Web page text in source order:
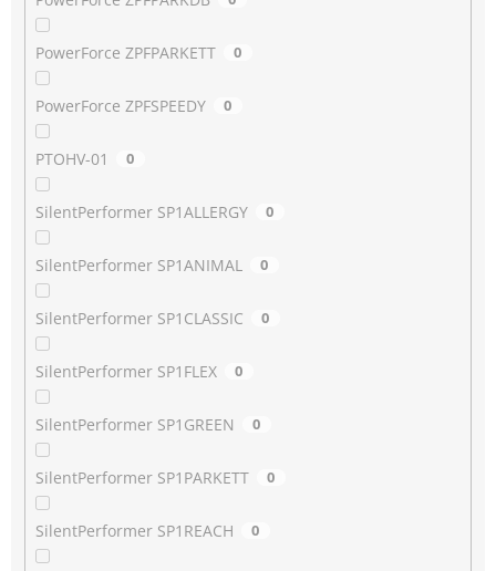
PowerForce ZPFPARKETT 0
PowerForce ZPFSPEEDY 0
PTOHV-01 0
SilentPerformer SP1ALLERGY 0
SilentPerformer SP1ANIMAL 0
SilentPerformer SP1CLASSIC 0
SilentPerformer SP1FLEX 0
SilentPerformer SP1GREEN 0
SilentPerformer SP1PARKETT 0
SilentPerformer SP1REACH 0